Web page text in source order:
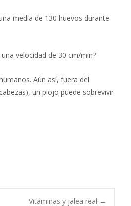
media de 130 huevos durante
velocidad de 30 cm/min?
Aún así, fuera del
un piojo puede sobrevivir
Vitaminas y jalea real →